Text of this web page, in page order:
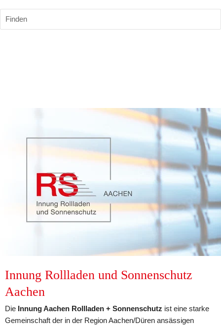
Finden
Innung Rollladen und Sonnenschutz
Aachen
Die Innung Aachen Rollladen + Sonnenschutz ist eine starke
Gemeinschaft der in der Region Aachen/Düren ansässigen